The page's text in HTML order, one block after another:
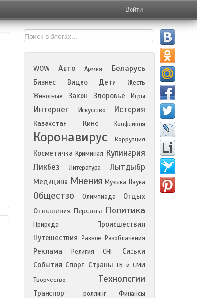
Войти
WOW Авто Армия Беларусь
Бизнес Видео Дети
Жесть
Животные
Закон Здоровье Игры
Интернет Искусство История
Казахстан Кино Конфликты
Коронавирус Коррупция
Косметичка Криминал Кулинария
Ликбез
Литература Лытдыбр
Медицина Мнения Музыка Наука
Общество Олимпиада
Отдых
Отношения Персоны Политика
Природа
Происшествия
Путешествия
Разное Разоблачения
Реклама Религия СНГ
Сиськи
События Спорт Страны ТВ и СМИ
Творчество
Технологии
Транспорт Троллинг Финансы